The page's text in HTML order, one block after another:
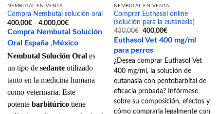
NEMBUTAL EN VENTA
Compra Nembutal solución oral
400,00€ - 4.000,00€Rango
de
precios:
desde
400,00€
hasta
4.000,00€
Compra Nembutal Solución
Oral
España,México
Nembutal Solución Oral es
un tipo de sedante utilizado
tanto en la medicina humana
como veterinaria. Este
potente barbitúrico tiene
NEMBUTAL EN VENTA
Comprar Euthasol online
(solución para la eutanasia)
430,00€ El
precio
original
era:
400,00€El
precio
actual
Euthasol Vet 400 mg/ml
para perros
¿Desea comprar Euthasol Vet
400 mg/ml, la solución de
eutanasia con pentobarbital de
eficacia probada? Infórmese
sobre su composición, efectos y
cómo comprarla legalmente con